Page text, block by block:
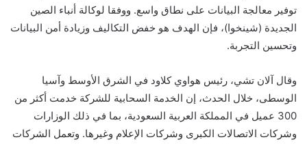
توفير معالجة البيانات على نطاق واسع. ووفقا لوكالة أنباء الصين
الجديدة (شينخوا)، فإن الهدف هو خفض التكاليف وزيادة أمن البيانات
وتحسين التجربة.
وقال آلان تشي، رئيس هواوي كلاود في الشرق الأوسط وآسيا
الوسطى، خلال الحدث، إن الخدمة السحابية للشركة خدمت أكثر من
300 عميل في المملكة العربية السعودية، بما في ذلك الوزارات
وشركات الاتصالات الكبرى وشركات الإعلام وغيرها. وتعمل الشركات